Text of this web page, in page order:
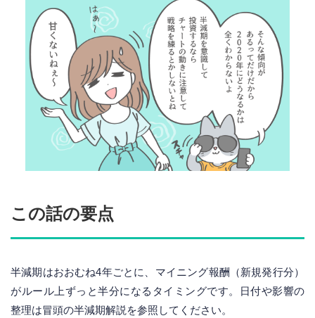
この話の要点
半減期はおおむね4年ごとに、マイニング報酬（新規発行分）
がルール上ずっと半分になるタイミングです。日付や影響の
整理は冒頭の半減期解説を参照してください。